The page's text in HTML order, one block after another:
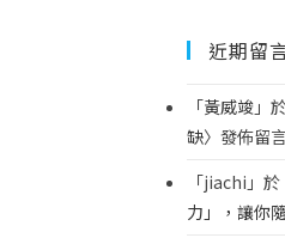
近期留
「黃威竣 」
缺〉發佈留
「jiachi 」於
力」，讓你